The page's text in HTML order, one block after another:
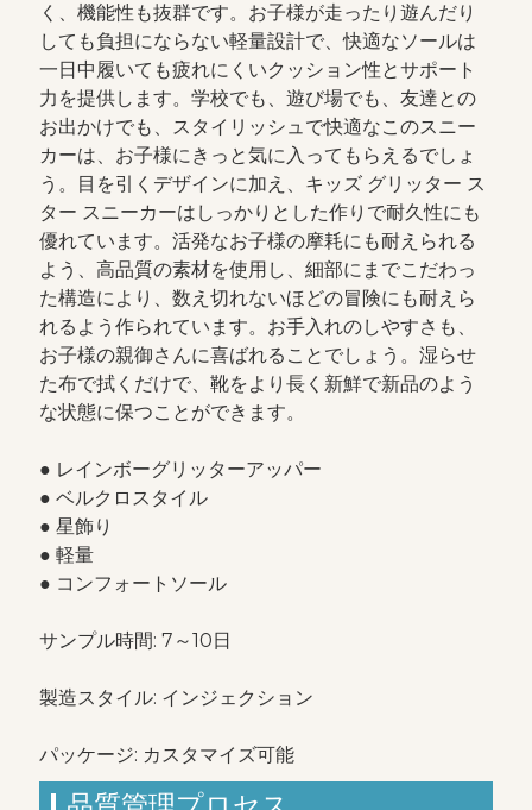
く、機能性も抜群です。お子様が走ったり遊んだり
しても負担にならない軽量設計で、快適なソールは
一日中履いても疲れにくいクッション性とサポート
力を提供します。学校でも、遊び場でも、友達との
お出かけでも、スタイリッシュで快適なこのスニー
カーは、お子様にきっと気に入ってもらえるでしょ
う。目を引くデザインに加え、キッズ グリッター ス
ター スニーカーはしっかりとした作りで耐久性にも
優れています。活発なお子様の摩耗にも耐えられる
よう、高品質の素材を使用し、細部にまでこだわっ
た構造により、数え切れないほどの冒険にも耐えら
れるよう作られています。お手入れのしやすさも、
お子様の親御さんに喜ばれることでしょう。湿らせ
た布で拭くだけで、靴をより長く新鮮で新品のよう
な状態に保つことができます。
● レインボーグリッターアッパー
● ベルクロスタイル
● 星飾り
● 軽量
● コンフォートソール
サンプル時間: 7～10日
製造スタイル: インジェクション
パッケージ: カスタマイズ可能